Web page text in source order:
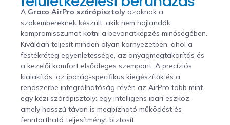
A Graco AirPro szórópisztoly azoknak a
szakembereknek készült, akik nem hajlandók
kompromisszumot kötni a bevonatképzés minőségében.
Kiválóan teljesít minden olyan környezetben, ahol a
festékréteg egyenletessége, az anyagmegtakarítás és
a kezelői komfort elsődleges szempont. A precíziós
kialakítás, az iparág-specifikus kiegészítők és a
rendszerbe integrálhatóság révén az AirPro több mint
egy kézi szórópisztoly: egy intelligens ipari eszköz,
amely hosszú távon is megbízható működést és
fenntartható teljesítményt biztosít.